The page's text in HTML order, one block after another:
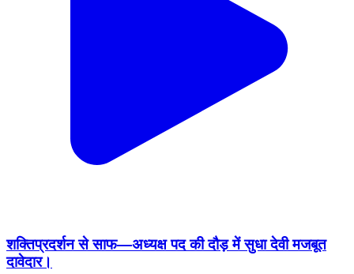
शक्तिप्रदर्शन से साफ—अध्यक्ष पद की दौड़ में सुधा देवी मजबूत
दावेदार।